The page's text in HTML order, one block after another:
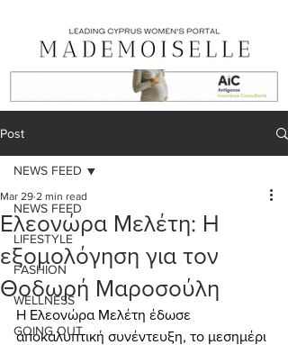
Post
NEWS FEED
LIFESTYLE
FASHION
WELLNESS
GOING OUT
NEWS FEED
Ελεονώρα Μελέτη: Η
εξομολόγηση για τον
Θοδωρή Μαροσούλη
Mar 29 2 min read
Η Ελεονώρα Μελέτη έδωσε
αποκαλυπτική συνέντευξη, το μεσημέρι